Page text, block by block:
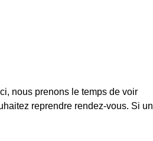
nous prenons le temps de voir
reprendre rendez-vous. Si un